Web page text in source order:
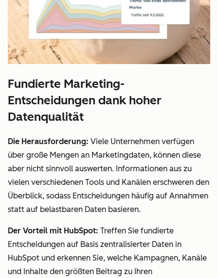
Fundierte Marketing-
Entscheidungen dank hoher
Datenqualität
Die Herausforderung: Viele Unternehmen verfügen
über große Mengen an Marketingdaten, können diese
aber nicht sinnvoll auswerten. Informationen aus zu
vielen verschiedenen Tools und Kanälen erschweren den
Überblick, sodass Entscheidungen häufig auf Annahmen
statt auf belastbaren Daten basieren.
Der Vorteil mit HubSpot: Treffen Sie fundierte
Entscheidungen auf Basis zentralisierter Daten in
HubSpot und erkennen Sie, welche Kampagnen, Kanäle
und Inhalte den größten Beitrag zu Ihren